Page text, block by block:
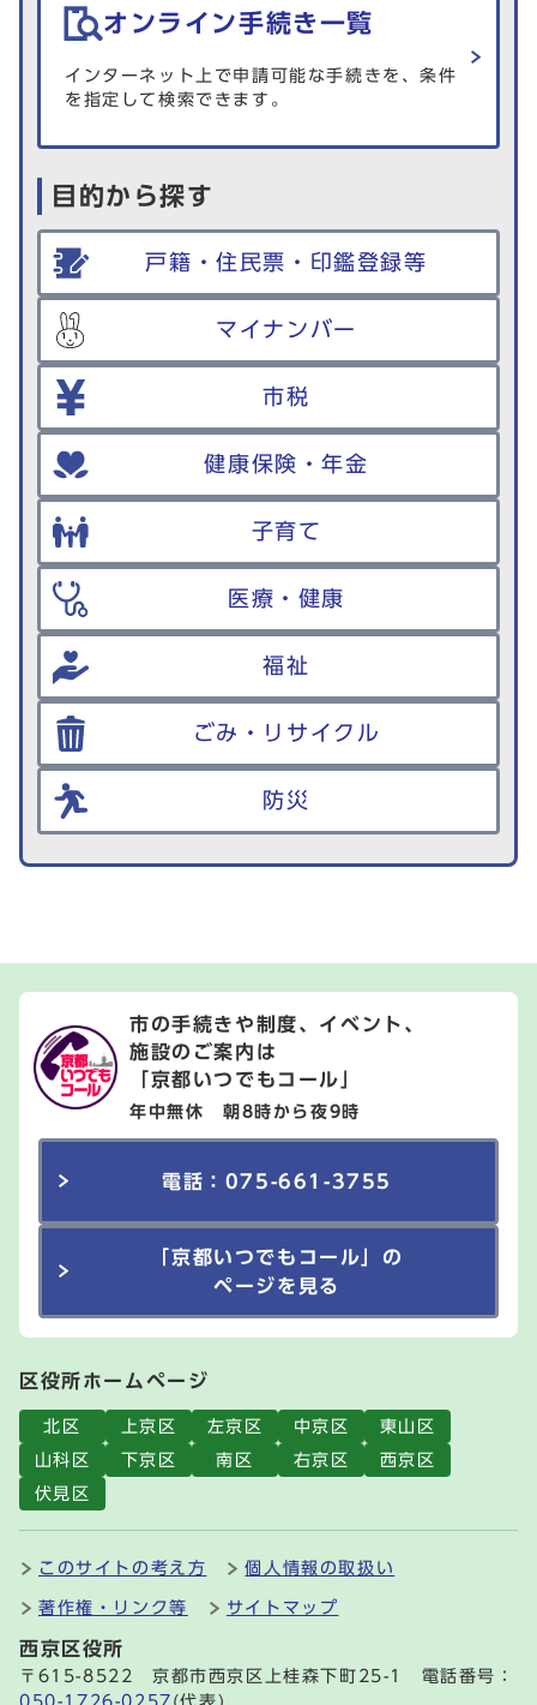
オンライン手続き一覧
インターネット上で申請可能な手続きを、条件
を指定して検索できます。
目的から探す
戸籍・住民票・印鑑登録等
マイナンバー
市税
健康保険・年金
子育て
医療・健康
福祉
ごみ・リサイクル
防災
市の手続きや制度、イベント、
施設のご案内は
「京都いつでもコール」
年中無休 朝8時から夜9時
電話：075-661-3755
「京都いつでもコール」の
ページを見る
区役所ホームページ
北区 上京区 左京区 中京区
東山区
山科区
下京区 南区 右京区
西京区
伏見区
このサイトの考え方 個人情報の取扱い
著作権・リンク等 サイトマップ
西京区役所
〒615-8522 京都市西京区上桂森下町25-1 電話番号：
050-1726-0257 (代表)